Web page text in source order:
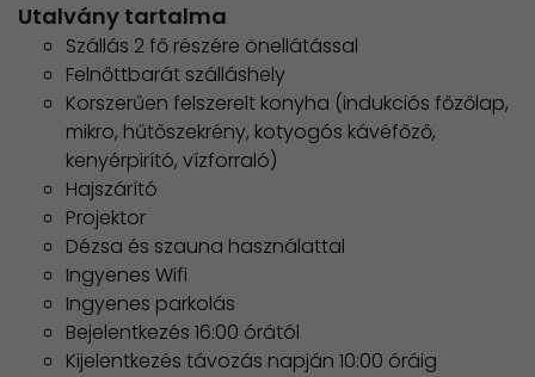
Utalvány tartalma
Szállás 2 fő részére önellátással
Felnőttbarát szálláshely
Korszerűen felszerelt konyha (indukciós főzőlap,
mikro, hűtőszekrény, kotyogós kávéfőző,
kenyérpirító, vízforraló)
Hajszárító
Projektor
Dézsa és szauna használattal
Ingyenes Wifi
Ingyenes parkolás
Bejelentkezés 16:00 órától
Kijelentkezés távozás napján 10:00 óráig